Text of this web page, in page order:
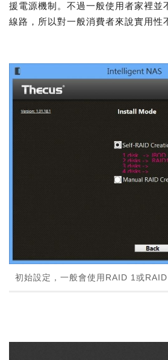
援電源機制。不過一般使用者家裡並
線路，所以對一般消費者來說實用性
初始設定，一般會使用RAID 1或